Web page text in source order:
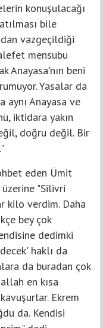
konuşulacağı
bile
vazgeçildiği
mensubu
Anayasa'nın beni
Yasalar da
aynı Anayasa ve
iktidara yakın
doğru değil. Bir
eden Ümit
"Silivri
kilo verdim. Daha
bey çok
dedimki
haklı da
da buradan çok
en kısa
Ekrem
da. Kendisi